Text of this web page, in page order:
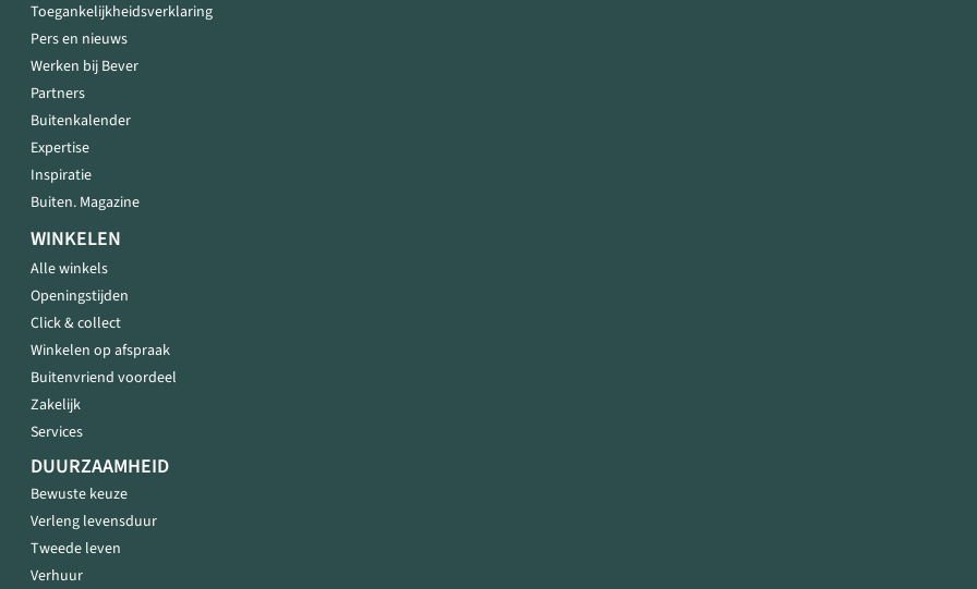
Toegankelijkheidsverklaring
Pers en nieuws
Werken bij Bever
Partners
Buitenkalender
Expertise
Inspiratie
Buiten. Magazine
WINKELEN
Alle winkels
Openingstijden
Click & collect
Winkelen op afspraak
Buitenvriend voordeel
Zakelijk
Services
DUURZAAMHEID
Bewuste keuze
Verleng levensduur
Tweede leven
Verhuur